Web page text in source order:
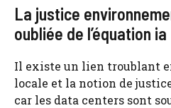
La justice
oubliée de l’équation ia
Il existe un lien troublant
locale et la notion de
car les data centers sont